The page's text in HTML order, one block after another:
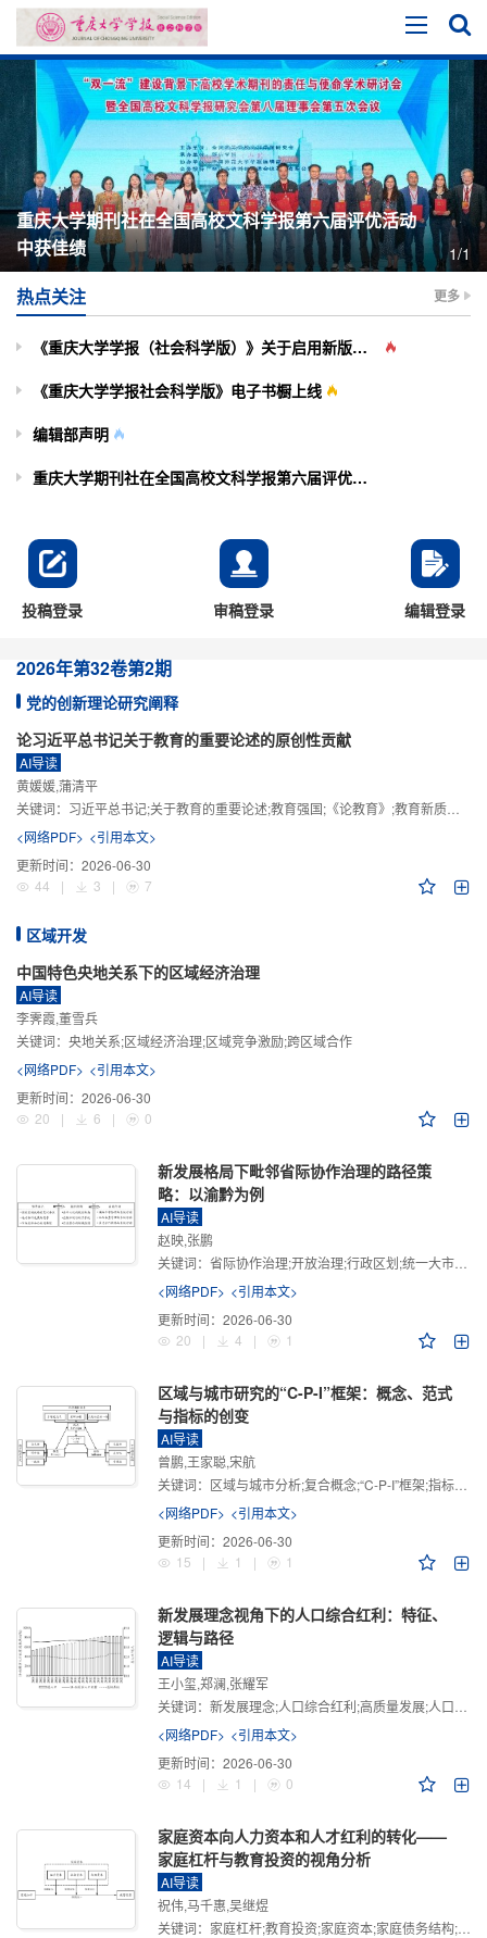
重庆大学期刊社在全国高校文科学报第六届评优活动
中获佳绩
1/1
热点关注 更多
《重庆大学学报（社会科学版）》关于启用新版投审稿系统的通知
《重庆大学学报社会科学版》电子书橱上线
编辑部声明
重庆大学期刊社在全国高校文科学报第六届评优活动中获佳绩
投稿登录 审稿登录 编辑登录
2026年第32卷第2期
党的创新理论研究阐释
论习近平总书记关于教育的重要论述的原创性贡献
AI导读
黄媛媛,蒲清平
关键词： 习近平总书记;关于教育的重要论述;教育强国;《论教育》;教育新质生产力;教育人工智能
<网络PDF> <引用本文>
更新时间： 2026-06-30
44
| 3 | 7
区域开发
中国特色央地关系下的区域经济治理
AI导读
李霁霞,董雪兵
关键词： 央地关系;区域经济治理;区域竞争激励;跨区域合作
<网络PDF> <引用本文>
更新时间： 2026-06-30
20
| 6 | 0
新发展格局下毗邻省际协作治理的路径策
略：以渝黔为例
AI导读
赵映,张鹏
关键词： 省际协作治理;开放治理;行政区划;统一大市场;新发展格局
<网络PDF> <引用本文>
更新时间： 2026-06-30
20
| 4 | 1
区域与城市研究的“C-P-I”框架：概念、范式
与指标的创变
AI导读
曾鹏,王家聪,宋航
关键词： 区域与城市分析;复合概念;“C-P-I”框架;指标体系
<网络PDF> <引用本文>
更新时间： 2026-06-30
15
| 1 | 1
新发展理念视角下的人口综合红利：特征、
逻辑与路径
AI导读
王小玺,郑澜,张耀军
关键词： 新发展理念;人口综合红利;高质量发展;人口政策;中国式现代化
<网络PDF> <引用本文>
更新时间： 2026-06-30
14
| 1 | 0
家庭资本向人力资本和人才红利的转化——
家庭杠杆与教育投资的视角分析
AI导读
祝伟,马千惠,吴继煜
关键词： 家庭杠杆;教育投资;家庭资本;家庭债务结构;CHFS